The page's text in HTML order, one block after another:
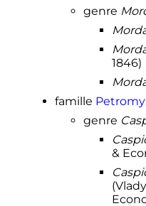
genre
1846)
famille
genre
&